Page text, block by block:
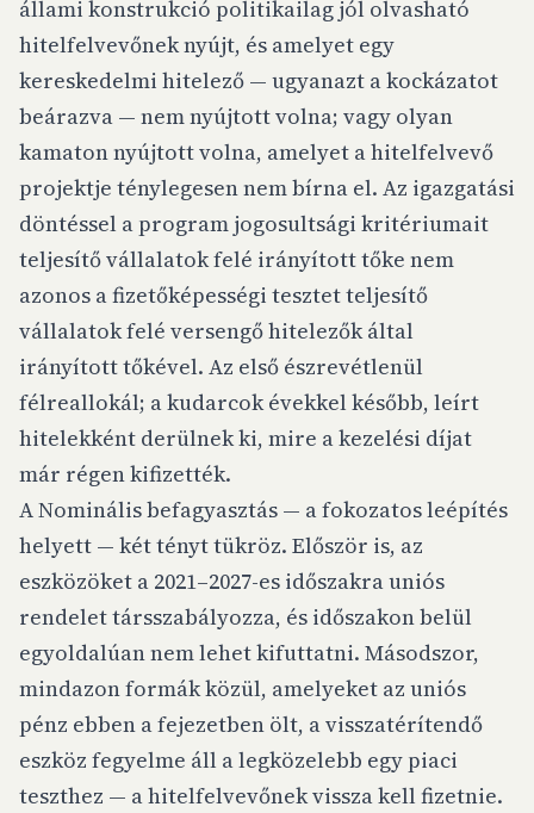
állami konstrukció politikailag jól olvasható
hitelfelvevőnek nyújt, és amelyet egy
kereskedelmi hitelező — ugyanazt a kockázatot
beárazva — nem nyújtott volna; vagy olyan
kamaton nyújtott volna, amelyet a hitelfelvevő
projektje ténylegesen nem bírna el. Az igazgatási
döntéssel a program jogosultsági kritériumait
teljesítő vállalatok felé irányított tőke nem
azonos a fizetőképességi tesztet teljesítő
vállalatok felé versengő hitelezők által
irányított tőkével. Az első észrevétlenül
félreallokál; a kudarcok évekkel később, leírt
hitelekként derülnek ki, mire a kezelési díjat
már régen kifizették.
A Nominális befagyasztás — a fokozatos leépítés
helyett — két tényt tükröz. Először is, az
eszközöket a 2021–2027-es időszakra uniós
rendelet társszabályozza, és időszakon belül
egyoldalúan nem lehet kifuttatni. Másodszor,
mindazon formák közül, amelyeket az uniós
pénz ebben a fejezetben ölt, a visszatérítendő
eszköz fegyelme áll a legközelebb egy piaci
teszthez — a hitelfelvevőnek vissza kell fizetnie.